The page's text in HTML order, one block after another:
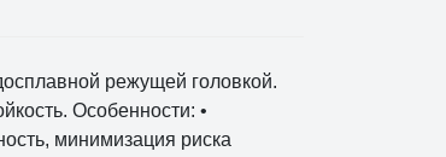
режущей головкой.
Особенности: •
минимизация риска